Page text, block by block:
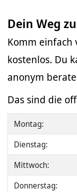
Dein Weg
Komm einfach
kostenlos. Du
anonym
Das sind die
Montag:
Dienstag:
Mittwoch:
Donnerstag: